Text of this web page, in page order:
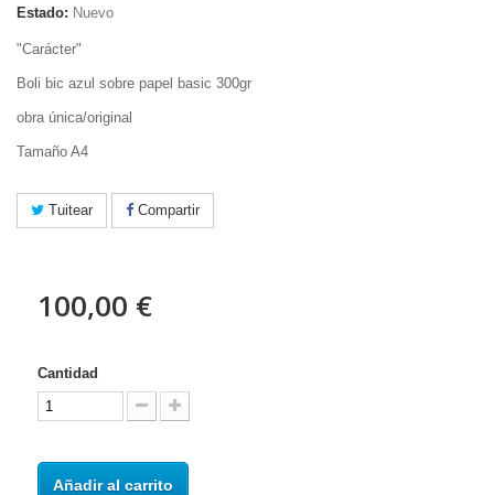
Estado: Nuevo
"Carácter"
Boli bic azul sobre papel basic 300gr
obra única/original
Tamaño A4
Tuitear Compartir
100,00 €
Cantidad
Añadir al carrito